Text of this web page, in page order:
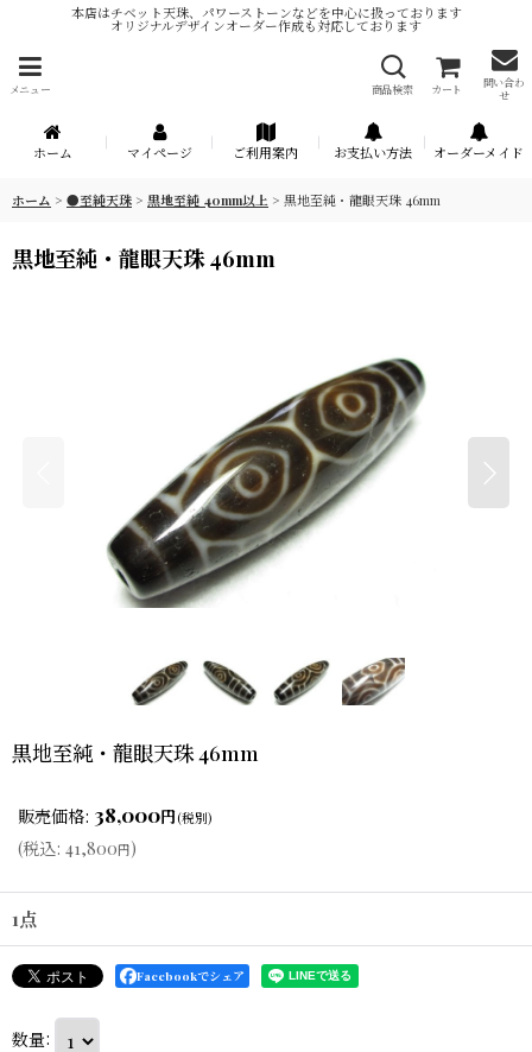
本店はチベット天珠、パワーストーンなどを中心に扱っております
オリジナルデザインオーダー作成も対応しております
メニュー 商品検索 カート
問い合わ
せ
ホーム マイページ ご利用案内 お支払い方法 オーダーメイド
ホーム > ●至純天珠 > 黒地至純 40mm以上 > 黒地至純・龍眼天珠 46mm
黒地至純・龍眼天珠 46mm
黒地至純・龍眼天珠 46mm
販売価格: 38,000円(税別)
(税込: 41,800円)
1点
Facebookでシェア
数量: